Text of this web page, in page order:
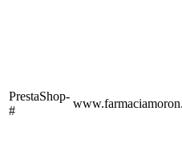
PrestaShop-
#